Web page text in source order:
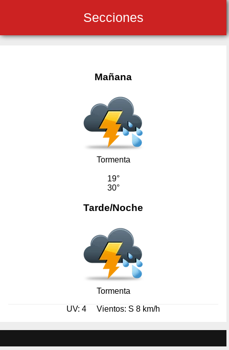
Secciones
Mañana
Tormenta
19°
30°
Tarde/Noche
Tormenta
UV: 4 Vientos: S 8 km/h